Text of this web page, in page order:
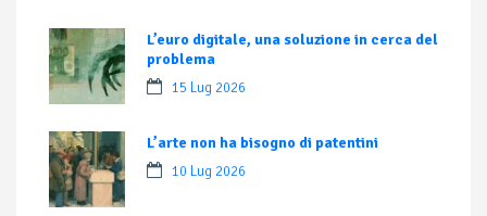
L’euro digitale, una soluzione in cerca del
problema
15 Lug 2026
L’arte non ha bisogno di patentini
10 Lug 2026